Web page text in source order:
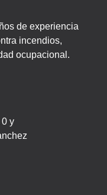
de experiencia
incendios,
ocupacional.
y